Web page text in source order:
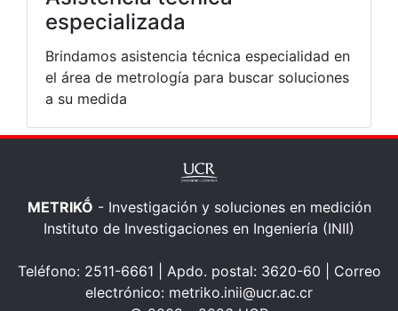
especializada
Brindamos asistencia técnica especialidad en
el área de metrología para buscar soluciones
a su medida
METRIKṌ - Investigación y soluciones en medición
Instituto de Investigaciones en Ingeniería (INII)
Teléfono: 2511-6661 | Apdo. postal: 3620-60 | Correo
electrónico: metriko.inii@ucr.ac.cr